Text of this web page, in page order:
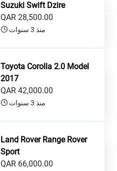
Suzuki Swift Dzire
QAR 28,500.00
منذ 3 سنوات
Toyota Corolla 2.0 Model
2017
QAR 42,000.00
منذ 3 سنوات
Land Rover Range Rover
Sport
QAR 66,000.00